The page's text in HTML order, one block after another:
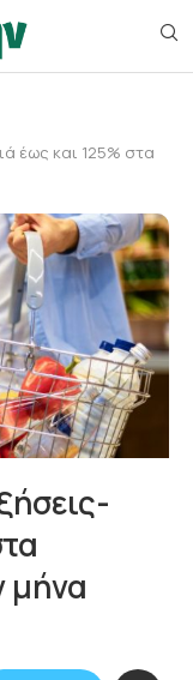
έως και 125% στα
μήνα